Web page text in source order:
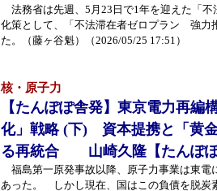
法務省は先週、5月23日で1年を迎えた「不
化策として、「不法滞在者ゼロプラン 強力
た。（藤ヶ谷魁）（2026/05/25 17:51）
核・原子力
【たんぽぽ舎発】東京電力再編
化」戦略 (下) 資本提携と「黄
る再統合 山崎久隆【たんぽぽ
福島第一原発事故以降、原子力事業は東電
あった。 しかし現在、国はこの負債を脱炭